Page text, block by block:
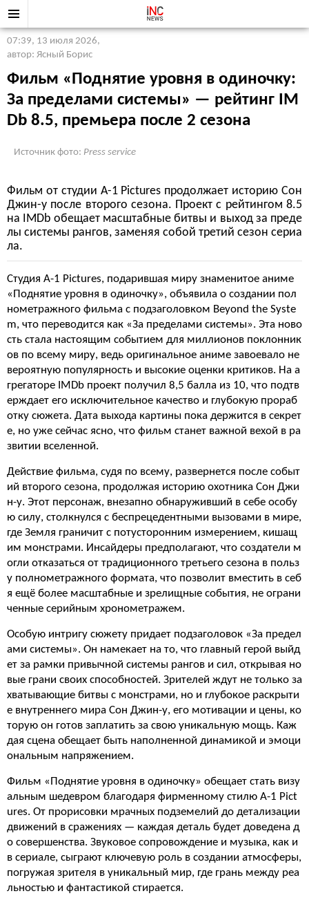
07:39, 13 июля 2026,
автор: Ясный Борис
Фильм «Поднятие уровня в одиночку:
За пределами системы» — рейтинг IM
Db 8.5, премьера после 2 сезона
Источник фото: Press service
Фильм от студии A-1 Pictures продолжает историю Сон
Джин-у после второго сезона. Проект с рейтингом 8.5
на IMDb обещает масштабные битвы и выход за преде
лы системы рангов, заменяя собой третий сезон сериа
ла.
Студия A-1 Pictures, подарившая миру знаменитое аниме
«Поднятие уровня в одиночку», объявила о создании пол
нометражного фильма с подзаголовком Beyond the Syste
m, что переводится как «За пределами системы». Эта ново
сть стала настоящим событием для миллионов поклонник
ов по всему миру, ведь оригинальное аниме завоевало не
вероятную популярность и высокие оценки критиков. На а
грегаторе IMDb проект получил 8,5 балла из 10, что подтв
ерждает его исключительное качество и глубокую прораб
отку сюжета. Дата выхода картины пока держится в секрет
е, но уже сейчас ясно, что фильм станет важной вехой в ра
звитии вселенной.
Действие фильма, судя по всему, развернется после событ
ий второго сезона, продолжая историю охотника Сон Джи
н-у. Этот персонаж, внезапно обнаруживший в себе особу
ю силу, столкнулся с беспрецедентными вызовами в мире,
где Земля граничит с потусторонним измерением, кишащ
им монстрами. Инсайдеры предполагают, что создатели м
огли отказаться от традиционного третьего сезона в польз
у полнометражного формата, что позволит вместить в себ
я ещё более масштабные и зрелищные события, не ограни
ченные серийным хронометражем.
Особую интригу сюжету придает подзаголовок «За предел
ами системы». Он намекает на то, что главный герой выйд
ет за рамки привычной системы рангов и сил, открывая но
вые грани своих способностей. Зрителей ждут не только за
хватывающие битвы с монстрами, но и глубокое раскрыти
е внутреннего мира Сон Джин-у, его мотивации и цены, ко
торую он готов заплатить за свою уникальную мощь. Каж
дая сцена обещает быть наполненной динамикой и эмоци
ональным напряжением.
Фильм «Поднятие уровня в одиночку» обещает стать визу
альным шедевром благодаря фирменному стилю A-1 Pict
ures. От прорисовки мрачных подземелий до детализации
движений в сражениях — каждая деталь будет доведена д
о совершенства. Звуковое сопровождение и музыка, как и
в сериале, сыграют ключевую роль в создании атмосферы,
погружая зрителя в уникальный мир, где грань между реа
льностью и фантастикой стирается.